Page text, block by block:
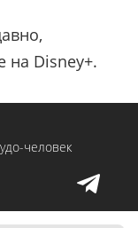
на Disney+.
человек